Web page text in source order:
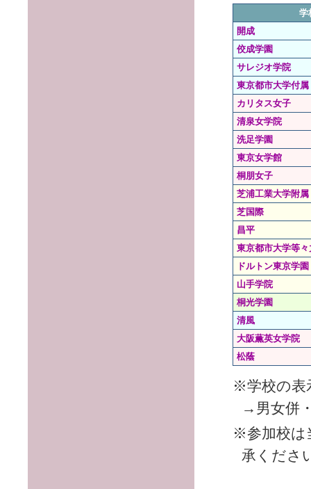
学
開成
佼成学園
サレジオ学院
東京都市大学付属
カリタス女子
清泉女学院
洗足学園
東京女学館
桐朋女子
芝浦工業大学附属
芝国際
昌平
東京都市大学等々
ドルトン東京学園
山手学院
桐光学園
清風
大阪薫英女学院
松蔭
※学校の表
→男女併
※参加校は
承くださ